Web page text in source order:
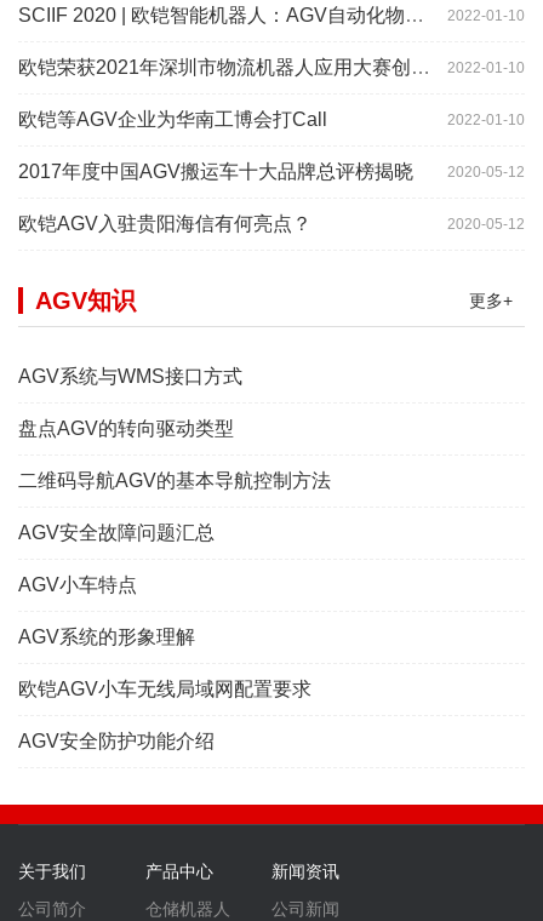
2022-01-10
SCIIF 2020 | 欧铠智能机器人：AGV自动化物流设备及系统
2022-01-10
欧铠荣获2021年深圳市物流机器人应用大赛创新项目奖
2022-01-10
欧铠等AGV企业为华南工博会打Call
2020-05-12
2017年度中国AGV搬运车十大品牌总评榜揭晓
2020-05-12
欧铠AGV入驻贵阳海信有何亮点？
更多+
AGV知识
AGV系统与WMS接口方式
盘点AGV的转向驱动类型
二维码导航AGV的基本导航控制方法
AGV安全故障问题汇总
AGV小车特点
AGV系统的形象理解
欧铠AGV小车无线局域网配置要求
AGV安全防护功能介绍
关于我们
公司简介
产品中心
仓储机器人
新闻资讯
公司新闻